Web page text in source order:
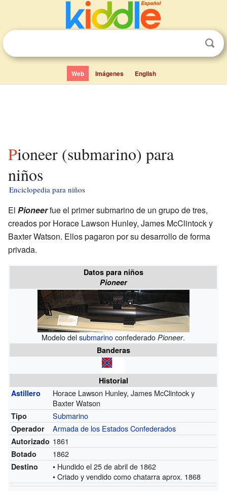
Web Imágenes English
Pioneer (submarino) para
niños
Enciclopedia para niños
El Pioneerfue el primer submarino de un grupo de tres,
creados por Horace Lawson Hunley, James McClintock y
Baxter Watson. Ellos pagaron por su desarrollo de forma
privada.
Datos para niños
Pioneer
Modelo delsubmarinoconfederadoPioneer.
Banderas
Historial
Astillero
Horace Lawson Hunley, James McClintock y
Baxter Watson
Tipo Submarino
Operador Armada de los Estados Confederados
Autorizado 1861
Botado 1862
Destino
• Hundido el 25 de abril de 1862
• Criado y vendido como chatarra aprox. 1868